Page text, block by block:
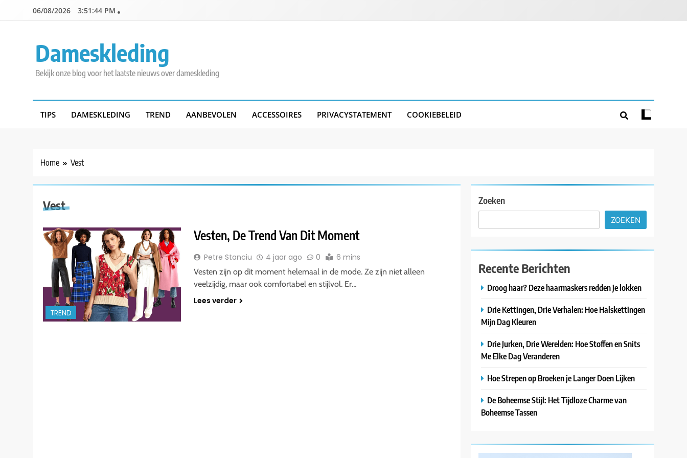
06/08/2026 3:51:44 PM
Dameskleding
Bekijk onze blog voor het laatste nieuws over dameskleding
TIPS DAMESKLEDING TREND AANBEVOLEN ACCESSOIRES PRIVACYSTATEMENT COOKIEBELEID
Home Vest
Vest
TREND
Vesten, De Trend Van Dit Moment
Petre Stanciu 4 jaar ago 0 6 mins
Vesten zijn op dit moment helemaal in de mode. Ze zijn niet alleen
veelzijdig, maar ook comfortabel en stijlvol. Er…
Lees verder
Zoeken
ZOEKEN
Recente Berichten
Droog haar? Deze haarmaskers redden je lokken
Drie Kettingen, Drie Verhalen: Hoe Halskettingen
Mijn Dag Kleuren
Drie Jurken, Drie Werelden: Hoe Stoffen en Snits
Me Elke Dag Veranderen
Hoe Strepen op Broeken je Langer Doen Lijken
De Boheemse Stijl: Het Tijdloze Charme van
Boheemse Tassen